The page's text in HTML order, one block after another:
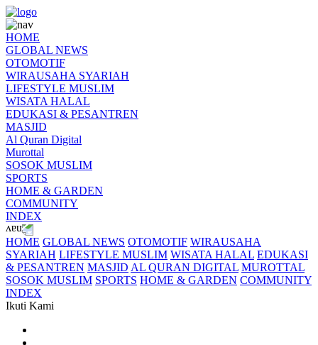
HOME
GLOBAL NEWS
OTOMOTIF
WIRAUSAHA SYARIAH
LIFESTYLE MUSLIM
WISATA HALAL
EDUKASI & PESANTREN
MASJID
Al Quran Digital
Murottal
SOSOK MUSLIM
SPORTS
HOME & GARDEN
COMMUNITY
INDEX
HOME GLOBAL NEWS OTOMOTIF WIRAUSAHA
SYARIAH LIFESTYLE MUSLIM WISATA HALAL EDUKASI
& PESANTREN MASJID AL QURAN DIGITAL MUROTTAL
SOSOK MUSLIM SPORTS HOME & GARDEN COMMUNITY
INDEX
Ikuti Kami